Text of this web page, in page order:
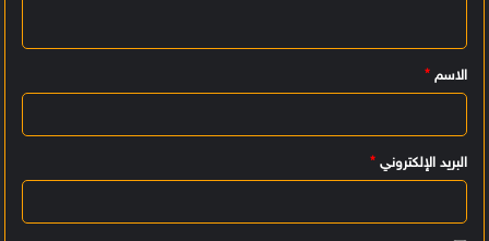
ي
ق
الاسم *
البريد الإلكتروني *